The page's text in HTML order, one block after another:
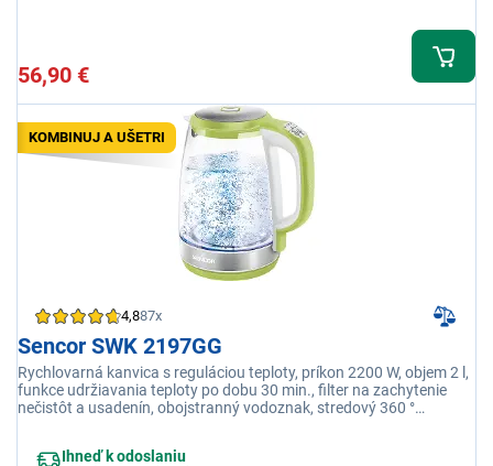
56,90 €
KOMBINUJ A UŠETRI
4,887x
Sencor SWK 2197GG
Rychlovarná kanvica s reguláciou teploty, príkon 2200 W, objem 2 l,
funkce udržiavania teploty po dobu 30 min., filter na zachytenie
nečistôt a usadenín, obojstranný vodoznak, stredový 360 °
Ihneď k odoslaniu